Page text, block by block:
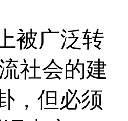
被广泛转
社会的建
，但必须